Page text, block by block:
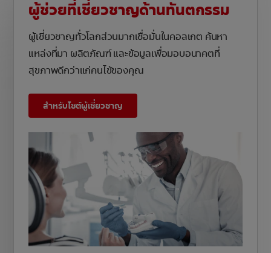
ผู้ช่วยที่เชี่ยวชาญด้านทันตกรรม
ผู้เชี่ยวชาญทั่วโลกส่วนมากเชื่อมั่นในคอลเกต ค้นหา
แหล่งที่มา ผลิตภัณฑ์ และข้อมูลเพื่อมอบอนาคตที่
สุขภาพดีกว่าแก่คนไข้ของคุณ
สำหรับไซต์ผู้เชี่ยวชาญ